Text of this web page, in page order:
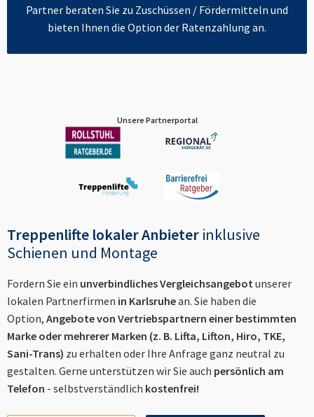
Partner beraten Sie zu Zuschüssen / Fördermitteln und
bieten Ihnen die Option der Ratenzahlung an.
Unsere Partnerportal
Treppenlifte lokaler Anbieter inklusive
Schienen und Montage
Fordern Sie ein unverbindliches Vergleichsangebotunserer
lokalen Partnerfirmen in Karlsruhean. Sie haben die
Option, Angebote von Vertriebspartnern einer bestimmten
Marke oder mehrerer Marken (z. B. Lifta, Lifton, Hiro, TKE,
Sani-Trans) zu erhalten oder Ihre Anfrage ganz neutral zu
gestalten. Gerne unterstützen wir Sie auch persönlich am
Telefon - selbstverständlich kostenfrei!